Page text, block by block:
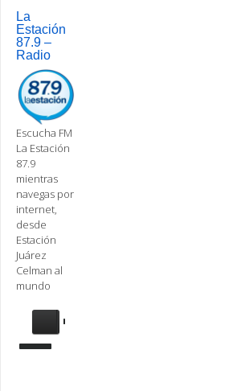
La
Estación
87.9 –
Radio
Escucha FM
La Estación
87.9
mientras
navegas por
internet,
desde
Estación
Juárez
Celman al
mundo